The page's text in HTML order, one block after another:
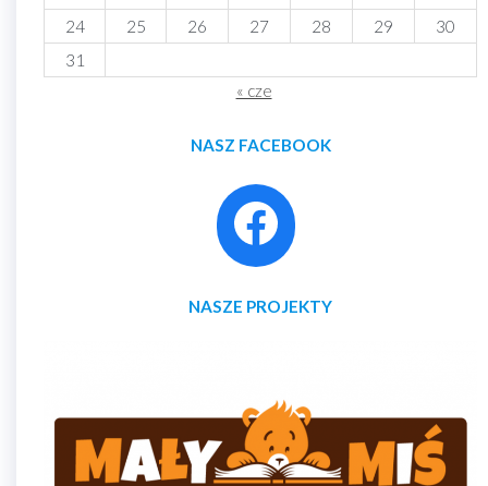
24
25 26 27 28 29
30
31
« cze
NASZ FACEBOOK
NASZE PROJEKTY